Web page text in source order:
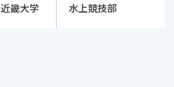
近畿大学 水上競技部